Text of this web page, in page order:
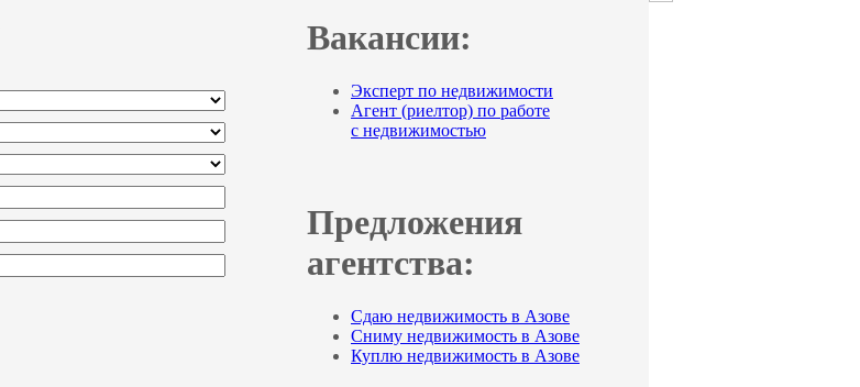
Вакансии:
Эксперт по недвижимости
Агент (риелтор) по работе
с недвижимостью
Предложения
агентства:
Сдаю недвижимость в Азове
Сниму недвижимость в Азове
Куплю недвижимость в Азове